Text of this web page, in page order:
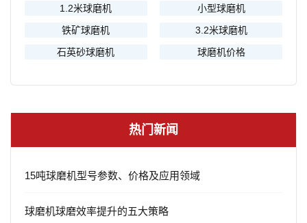
1.2米球磨机
小型球磨机
铁矿球磨机
3.2米球磨机
石英砂球磨机
球磨机价格
热门新闻
15吨球磨机型号参数、价格及应用领域
球磨机球磨效率提升的五大策略